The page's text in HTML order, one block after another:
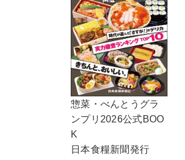
惣菜・べんとうグラ
ンプリ2026公式BOO
K
日本食糧新聞発行